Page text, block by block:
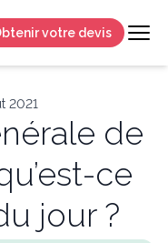
votre devis
2021
de
ce
jour ?